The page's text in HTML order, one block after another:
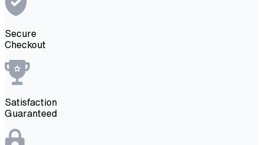
Secure
Checkout
Satisfaction
Guaranteed